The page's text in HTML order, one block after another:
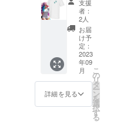
す。
ン 03.ボ
クサー
デモン
04バ
レット
05.NY
のHero
ピー
ター 06.
こ大会
王者の
援いた
だいた
方の
メール
宛にプ
ロジェ
クト終
了後す
いたし
ます。
各種No.
メール
宛にプ
ロジェ
クト終
了後す
ぐ送信
いたし
ます。
ジタル
アート
ガチャ
チケッ
トで
す！ ガ
チャは1
回ガ
チャ、5
回ガ
テッ
カー1枚
・
Mighty
Fizzオ
リジナ
ルTシャ
ツ！ ・
限定
版
Mighty
readies
支援
者：
2人
お届
け予
定：
2023
年09
月
詳細を見る
こ
の
リ
タ
ー
ン
を
選
択
す
る